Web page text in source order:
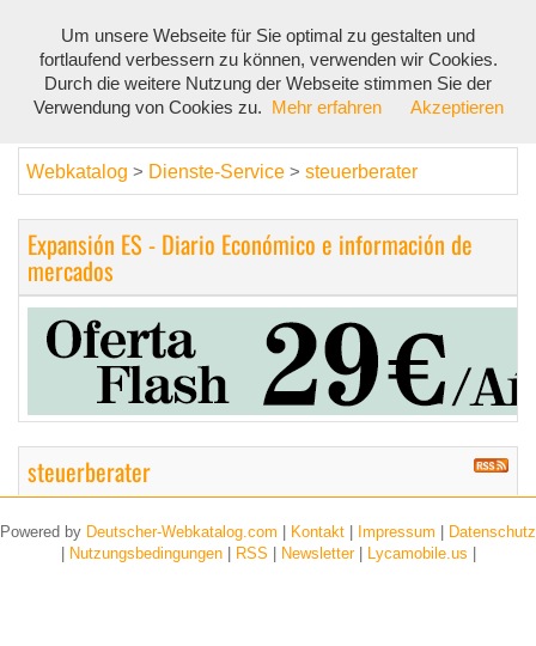
Webkatalog > Dienste-Service > steuerberater
Expansión ES - Diario Económico e información de
mercados
steuerberater
Powered by Deutscher-Webkatalog.com Kontakt Impressum
Datenschutz
Nutzungsbedingungen| RSS Newsletter| Lycamobile.us
Um unsere Webseite für Sie optimal zu gestalten und
fortlaufend verbessern zu können, verwenden wir Cookies.
Durch die weitere Nutzung der Webseite stimmen Sie der
Verwendung von Cookies zu.
Mehr erfahren Akzeptieren